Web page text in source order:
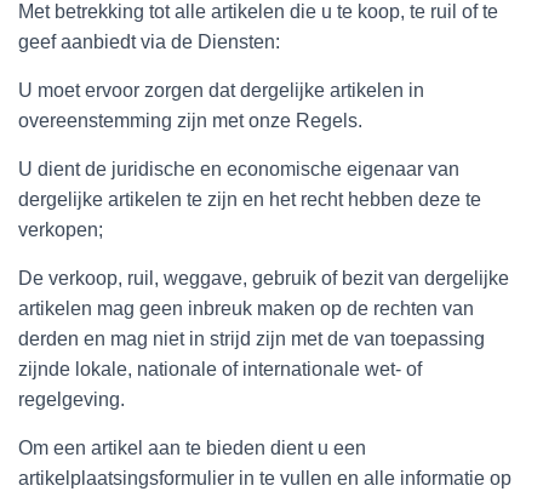
Met betrekking tot alle artikelen die u te koop, te ruil of te
geef aanbiedt via de Diensten:
U moet ervoor zorgen dat dergelijke artikelen in
overeenstemming zijn met onze Regels.
U dient de juridische en economische eigenaar van
dergelijke artikelen te zijn en het recht hebben deze te
verkopen;
De verkoop, ruil, weggave, gebruik of bezit van dergelijke
artikelen mag geen inbreuk maken op de rechten van
derden en mag niet in strijd zijn met de van toepassing
zijnde lokale, nationale of internationale wet- of
regelgeving.
Om een artikel aan te bieden dient u een
artikelplaatsingsformulier in te vullen en alle informatie op